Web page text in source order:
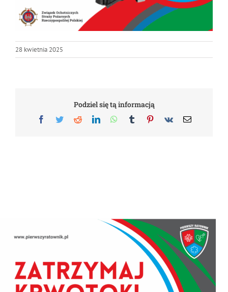
Projekty
100-lecie
28 kwietnia 2025
Podziel się tą informacją
Facebook
TwitterRedditLinkedInWhatsApp
TumblrPinterest
Vk Email